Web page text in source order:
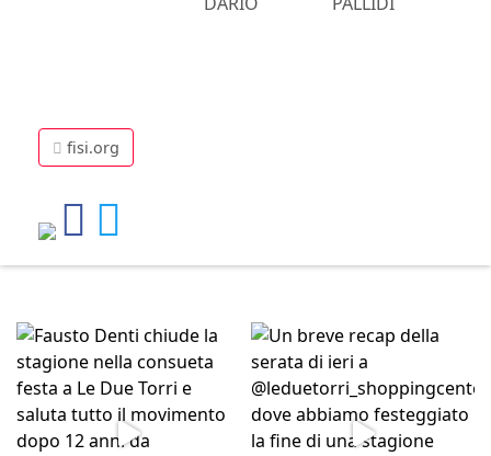
fisi.org